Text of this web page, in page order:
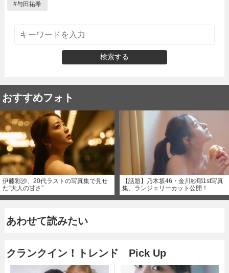
#与田祐希
検索する
おすすめフォト
伊藤彩沙、20代ラストの写真集で見せ
た“大人の甘さ”
【話題】乃木坂46・金川紗耶1st写真
集、ランジェリーカット公開！
あわせて読みたい
クランクイン！トレンド Pick Up